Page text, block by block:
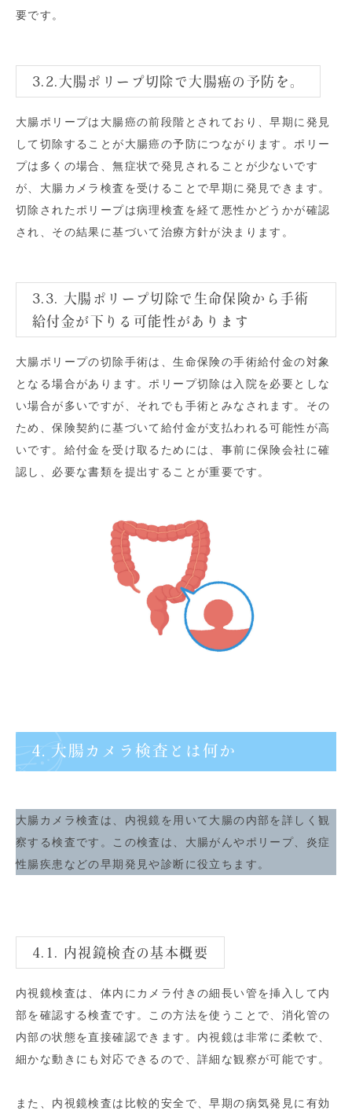
要です。
3.2.大腸ポリープ切除で大腸癌の予防を。
大腸ポリープは大腸癌の前段階とされており、早期に発見
して切除することが大腸癌の予防につながります。ポリー
プは多くの場合、無症状で発見されることが少ないです
が、大腸カメラ検査を受けることで早期に発見できます。
切除されたポリープは病理検査を経て悪性かどうかが確認
され、その結果に基づいて治療方針が決まります。
3.3. 大腸ポリープ切除で生命保険から手術
給付金が下りる可能性があります
大腸ポリープの切除手術は、生命保険の手術給付金の対象
となる場合があります。ポリープ切除は入院を必要としな
い場合が多いですが、それでも手術とみなされます。その
ため、保険契約に基づいて給付金が支払われる可能性が高
いです。給付金を受け取るためには、事前に保険会社に確
認し、必要な書類を提出することが重要です。
4. 大腸カメラ検査とは何か
大腸カメラ検査は、内視鏡を用いて大腸の内部を詳しく観
察する検査です。この検査は、大腸がんやポリープ、炎症
性腸疾患などの早期発見や診断に役立ちます。
4.1. 内視鏡検査の基本概要
内視鏡検査は、体内にカメラ付きの細長い管を挿入して内
部を確認する検査です。この方法を使うことで、消化管の
内部の状態を直接確認できます。内視鏡は非常に柔軟で、
細かな動きにも対応できるので、詳細な観察が可能です。
また、内視鏡検査は比較的安全で、早期の病気発見に有効